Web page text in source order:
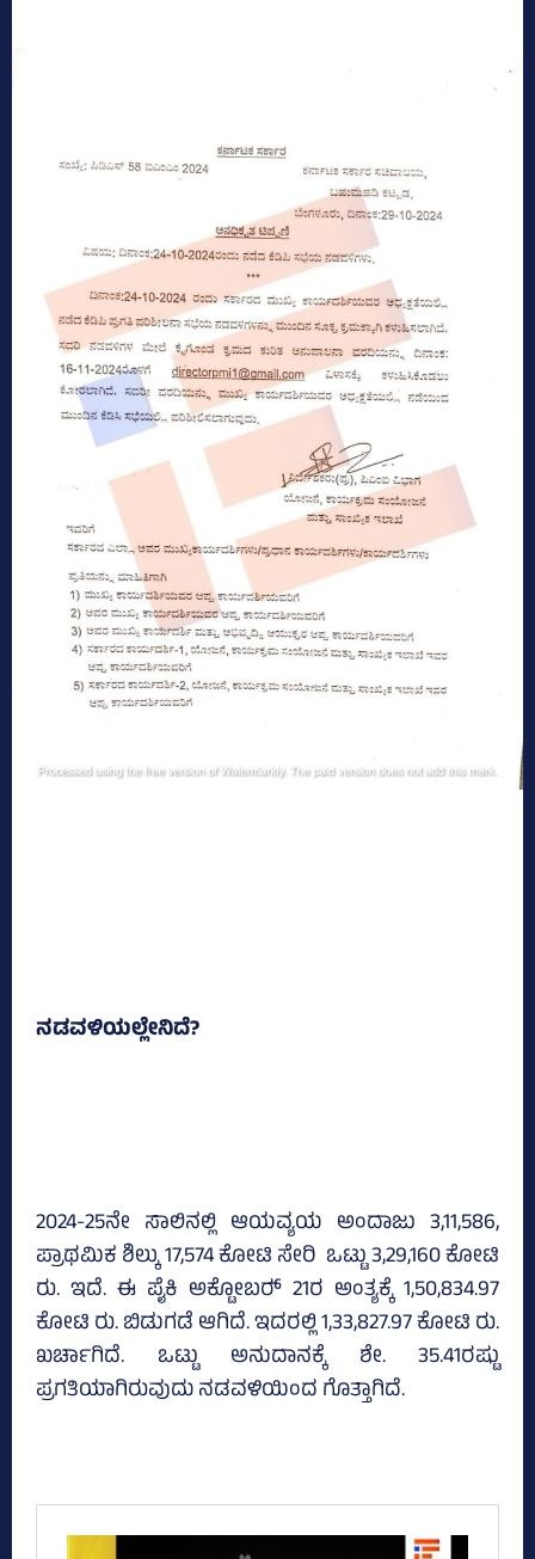
ನಡವಳಿಯಲ್ಲೇನಿದೆ?
2024-25ನೇ ಸಾಲಿನಲ್ಲಿ ಆಯವ್ಯಯ ಅಂದಾಜು 3,11,586,
ಪ್ರಾಥಮಿಕ ಶಿಲ್ಕು 17,574 ಕೋಟಿ ಸೇರಿ ಒಟ್ಟು 3,29,160 ಕೋಟಿ
ರು. ಇದೆ. ಈ ಪೈಕಿ ಅಕ್ಟೋಬರ್‍‌ 21ರ ಅಂತ್ಯಕ್ಕೆ 1,50,834.97
ಕೋಟಿ ರು. ಬಿಡುಗಡೆ ಆಗಿದೆ. ಇದರಲ್ಲಿ 1,33,827.97 ಕೋಟಿ ರು.
ಖರ್ಚಾಗಿದೆ. ಒಟ್ಟು ಅನುದಾನಕ್ಕೆ ಶೇ. 35.41ರಷ್ಟು
ಪ್ರಗತಿಯಾಗಿರುವುದು ನಡವಳಿಯಿಂದ ಗೊತ್ತಾಗಿದೆ.